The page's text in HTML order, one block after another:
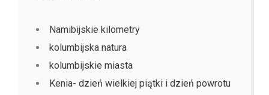
Namibijskie kilometry
kolumbijska natura
kolumbijskie miasta
Kenia- dzień wielkiej piątki i dzień powrotu